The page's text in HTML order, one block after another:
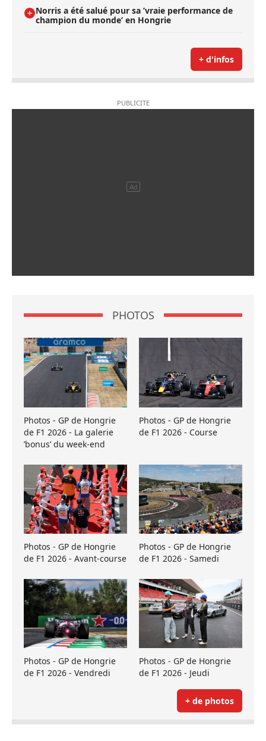
Norris a été salué pour sa ’vraie performance de
champion du monde’ en Hongrie
+ d'infos
PHOTOS
Photos - GP de Hongrie
de F1 2026 - La galerie
’bonus’ du week-end
Photos - GP de Hongrie
de F1 2026 - Course
Photos - GP de Hongrie
de F1 2026 - Avant-course
Photos - GP de Hongrie
de F1 2026 - Samedi
Photos - GP de Hongrie
de F1 2026 - Vendredi
Photos - GP de Hongrie
de F1 2026 - Jeudi
+ de photos